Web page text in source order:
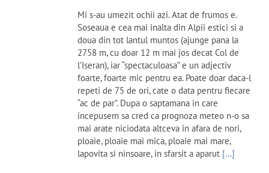
Mi s-au umezit ochii azi. Atat de frumos e.
Soseaua e cea mai inalta din Alpii estici si a
doua din tot lantul muntos (ajunge pana la
2758 m, cu doar 12 m mai jos decat Col de
l’Iseran), iar “spectaculoasa” e un adjectiv
foarte, foarte mic pentru ea. Poate doar daca-l
repeti de 75 de ori, cate o data pentru fiecare
“ac de par”. Dupa o saptamana in care
incepusem sa cred ca prognoza meteo n-o sa
mai arate niciodata altceva in afara de nori,
ploaie, ploaie mai mica, ploaie mai mare,
lapovita si ninsoare, in sfarsit a aparut [...]